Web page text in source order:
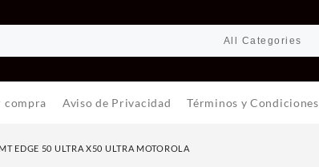
compra Aviso de Privacidad Términos y Condiciones
EDGE 50 ULTRA X50 ULTRA MOTOROLA